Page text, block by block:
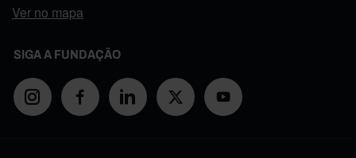
Ver no mapa
SIGA A FUNDAÇÃO